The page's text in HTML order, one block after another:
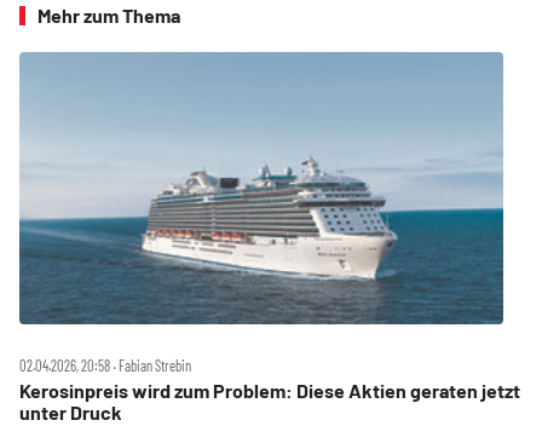
Mehr zum Thema
02.04.2026, 20:58 ‧ Fabian Strebin
Kerosinpreis wird zum Problem: Diese Aktien geraten jetzt
unter Druck